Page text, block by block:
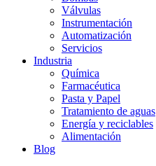
Válvulas
Instrumentación
Automatización
Servicios
Industria
Química
Farmacéutica
Pasta y Papel
Tratamiento de aguas
Energía y reciclables
Alimentación
Blog